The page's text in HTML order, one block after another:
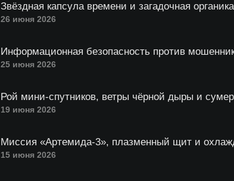
Звёздная капсула времени и загадочная
26 июня 2026
Информационная безопасность против
25 июня 2026
Рой мини-спутников, ветры чёрной дыры и
19 июня 2026
Миссия «Артемида-3», плазменный щит и
15 июня 2026